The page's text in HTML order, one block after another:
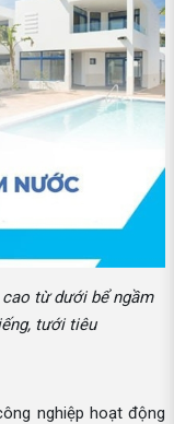
từ dưới bể ngầm
tưới tiêu
nghiệp hoạt động